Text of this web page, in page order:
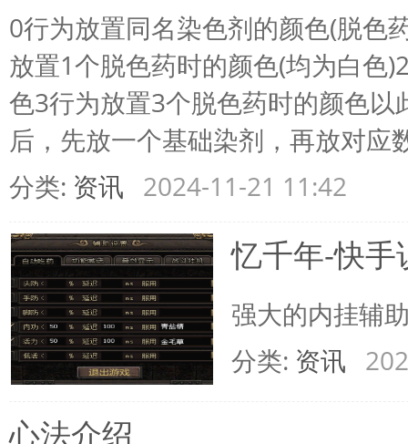
0行为放置同名染色剂的颜色(脱色
放置1个脱色药时的颜色(均为白色
色3行为放置3个脱色药时的颜色以
后，先放一个基础染剂，再放对应
分类: 资讯 2024-11-21 11:42
忆千年-快手
强大的内挂辅
分类: 资讯
心法介绍